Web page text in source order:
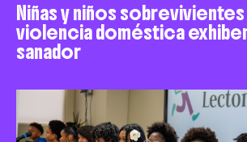
Niñas y niños
violencia doméstica
sanador